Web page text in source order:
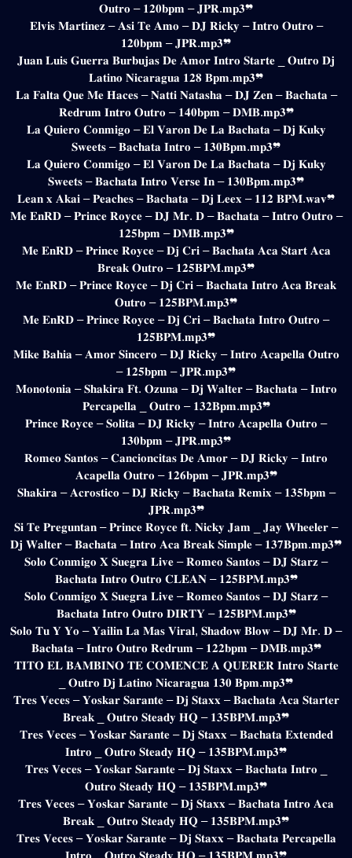
𝐎𝐮𝐭𝐫𝐨 – 𝟏𝟐𝟎𝐛𝐩𝐦 – 𝐉𝐏𝐑.𝐦𝐩𝟑❞
𝐄𝐥𝐯𝐢𝐬 𝐌𝐚𝐫𝐭𝐢𝐧𝐞𝐳 – 𝐀𝐬𝐢 𝐓𝐞 𝐀𝐦𝐨 – 𝐃𝐉 𝐑𝐢𝐜𝐤𝐲 – 𝐈𝐧𝐭𝐫𝐨 𝐎𝐮𝐭𝐫𝐨 –
𝟏𝟐𝟎𝐛𝐩𝐦 – 𝐉𝐏𝐑.𝐦𝐩𝟑❞
𝐉𝐮𝐚𝐧 𝐋𝐮𝐢𝐬 𝐆𝐮𝐞𝐫𝐫𝐚 𝐁𝐮𝐫𝐛𝐮𝐣𝐚𝐬 𝐃𝐞 𝐀𝐦𝐨𝐫 𝐈𝐧𝐭𝐫𝐨 𝐒𝐭𝐚𝐫𝐭𝐞 _ 𝐎𝐮𝐭𝐫𝐨 𝐃𝐣
𝐋𝐚𝐭𝐢𝐧𝐨 𝐍𝐢𝐜𝐚𝐫𝐚𝐠𝐮𝐚 𝟏𝟐𝟖 𝐁𝐩𝐦.𝐦𝐩𝟑❞
𝐋𝐚 𝐅𝐚𝐥𝐭𝐚 𝐐𝐮𝐞 𝐌𝐞 𝐇𝐚𝐜𝐞𝐬 – 𝐍𝐚𝐭𝐭𝐢 𝐍𝐚𝐭𝐚𝐬𝐡𝐚 – 𝐃𝐉 𝐙𝐞𝐧 – 𝐁𝐚𝐜𝐡𝐚𝐭𝐚 –
𝐑𝐞𝐝𝐫𝐮𝐦 𝐈𝐧𝐭𝐫𝐨 𝐎𝐮𝐭𝐫𝐨 – 𝟏𝟒𝟎𝐛𝐩𝐦 – 𝐃𝐌𝐁.𝐦𝐩𝟑❞
𝐋𝐚 𝐐𝐮𝐢𝐞𝐫𝐨 𝐂𝐨𝐧𝐦𝐢𝐠𝐨 – 𝐄𝐥 𝐕𝐚𝐫𝐨𝐧 𝐃𝐞 𝐋𝐚 𝐁𝐚𝐜𝐡𝐚𝐭𝐚 – 𝐃𝐣 𝐊𝐮𝐤𝐲
𝐒𝐰𝐞𝐞𝐭𝐬 – 𝐁𝐚𝐜𝐡𝐚𝐭𝐚 𝐈𝐧𝐭𝐫𝐨 – 𝟏𝟑𝟎𝐁𝐩𝐦.𝐦𝐩𝟑❞
𝐋𝐚 𝐐𝐮𝐢𝐞𝐫𝐨 𝐂𝐨𝐧𝐦𝐢𝐠𝐨 – 𝐄𝐥 𝐕𝐚𝐫𝐨𝐧 𝐃𝐞 𝐋𝐚 𝐁𝐚𝐜𝐡𝐚𝐭𝐚 – 𝐃𝐣 𝐊𝐮𝐤𝐲
𝐒𝐰𝐞𝐞𝐭𝐬 – 𝐁𝐚𝐜𝐡𝐚𝐭𝐚 𝐈𝐧𝐭𝐫𝐨 𝐕𝐞𝐫𝐬𝐞 𝐈𝐧 – 𝟏𝟑𝟎𝐁𝐩𝐦.𝐦𝐩𝟑❞
𝐋𝐞𝐚𝐧 𝐱 𝐀𝐤𝐚𝐢 – 𝐏𝐞𝐚𝐜𝐡𝐞𝐬 – 𝐁𝐚𝐜𝐡𝐚𝐭𝐚 – 𝐃𝐣 𝐋𝐞𝐞𝐱 – 𝟏𝟏𝟐 𝐁𝐏𝐌.𝐰𝐚𝐯❞
𝐌𝐞 𝐄𝐧𝐑𝐃 – 𝐏𝐫𝐢𝐧𝐜𝐞 𝐑𝐨𝐲𝐜𝐞 – 𝐃𝐉 𝐌𝐫. 𝐃 – 𝐁𝐚𝐜𝐡𝐚𝐭𝐚 – 𝐈𝐧𝐭𝐫𝐨 𝐎𝐮𝐭𝐫𝐨 –
𝟏𝟐𝟓𝐛𝐩𝐦 – 𝐃𝐌𝐁.𝐦𝐩𝟑❞
𝐌𝐞 𝐄𝐧𝐑𝐃 – 𝐏𝐫𝐢𝐧𝐜𝐞 𝐑𝐨𝐲𝐜𝐞 – 𝐃𝐣 𝐂𝐫𝐢 – 𝐁𝐚𝐜𝐡𝐚𝐭𝐚 𝐀𝐜𝐚 𝐒𝐭𝐚𝐫𝐭 𝐀𝐜𝐚
𝐁𝐫𝐞𝐚𝐤 𝐎𝐮𝐭𝐫𝐨 – 𝟏𝟐𝟓𝐁𝐏𝐌.𝐦𝐩𝟑❞
𝐌𝐞 𝐄𝐧𝐑𝐃 – 𝐏𝐫𝐢𝐧𝐜𝐞 𝐑𝐨𝐲𝐜𝐞 – 𝐃𝐣 𝐂𝐫𝐢 – 𝐁𝐚𝐜𝐡𝐚𝐭𝐚 𝐈𝐧𝐭𝐫𝐨 𝐀𝐜𝐚 𝐁𝐫𝐞𝐚𝐤
𝐎𝐮𝐭𝐫𝐨 – 𝟏𝟐𝟓𝐁𝐏𝐌.𝐦𝐩𝟑❞
𝐌𝐞 𝐄𝐧𝐑𝐃 – 𝐏𝐫𝐢𝐧𝐜𝐞 𝐑𝐨𝐲𝐜𝐞 – 𝐃𝐣 𝐂𝐫𝐢 – 𝐁𝐚𝐜𝐡𝐚𝐭𝐚 𝐈𝐧𝐭𝐫𝐨 𝐎𝐮𝐭𝐫𝐨 –
𝟏𝟐𝟓𝐁𝐏𝐌.𝐦𝐩𝟑❞
𝐌𝐢𝐤𝐞 𝐁𝐚𝐡𝐢𝐚 – 𝐀𝐦𝐨𝐫 𝐒𝐢𝐧𝐜𝐞𝐫𝐨 – 𝐃𝐉 𝐑𝐢𝐜𝐤𝐲 – 𝐈𝐧𝐭𝐫𝐨 𝐀𝐜𝐚𝐩𝐞𝐥𝐥𝐚 𝐎𝐮𝐭𝐫𝐨
– 𝟏𝟐𝟓𝐛𝐩𝐦 – 𝐉𝐏𝐑.𝐦𝐩𝟑❞
𝐌𝐨𝐧𝐨𝐭𝐨𝐧𝐢𝐚 – 𝐒𝐡𝐚𝐤𝐢𝐫𝐚 𝐅𝐭. 𝐎𝐳𝐮𝐧𝐚 – 𝐃𝐣 𝐖𝐚𝐥𝐭𝐞𝐫 – 𝐁𝐚𝐜𝐡𝐚𝐭𝐚 – 𝐈𝐧𝐭𝐫𝐨
𝐏𝐞𝐫𝐜𝐚𝐩𝐞𝐥𝐥𝐚 _ 𝐎𝐮𝐭𝐫𝐨 – 𝟏𝟑𝟐𝐁𝐩𝐦.𝐦𝐩𝟑❞
𝐏𝐫𝐢𝐧𝐜𝐞 𝐑𝐨𝐲𝐜𝐞 – 𝐒𝐨𝐥𝐢𝐭𝐚 – 𝐃𝐉 𝐑𝐢𝐜𝐤𝐲 – 𝐈𝐧𝐭𝐫𝐨 𝐀𝐜𝐚𝐩𝐞𝐥𝐥𝐚 𝐎𝐮𝐭𝐫𝐨 –
𝟏𝟑𝟎𝐛𝐩𝐦 – 𝐉𝐏𝐑.𝐦𝐩𝟑❞
𝐑𝐨𝐦𝐞𝐨 𝐒𝐚𝐧𝐭𝐨𝐬 – 𝐂𝐚𝐧𝐜𝐢𝐨𝐧𝐜𝐢𝐭𝐚𝐬 𝐃𝐞 𝐀𝐦𝐨𝐫 – 𝐃𝐉 𝐑𝐢𝐜𝐤𝐲 – 𝐈𝐧𝐭𝐫𝐨
𝐀𝐜𝐚𝐩𝐞𝐥𝐥𝐚 𝐎𝐮𝐭𝐫𝐨 – 𝟏𝟐𝟔𝐛𝐩𝐦 – 𝐉𝐏𝐑.𝐦𝐩𝟑❞
𝐒𝐡𝐚𝐤𝐢𝐫𝐚 – 𝐀𝐜𝐫𝐨𝐬𝐭𝐢𝐜𝐨 – 𝐃𝐉 𝐑𝐢𝐜𝐤𝐲 – 𝐁𝐚𝐜𝐡𝐚𝐭𝐚 𝐑𝐞𝐦𝐢𝐱 – 𝟏𝟑𝟓𝐛𝐩𝐦 –
𝐉𝐏𝐑.𝐦𝐩𝟑❞
𝐒𝐢 𝐓𝐞 𝐏𝐫𝐞𝐠𝐮𝐧𝐭𝐚𝐧 – 𝐏𝐫𝐢𝐧𝐜𝐞 𝐑𝐨𝐲𝐜𝐞 𝐟𝐭. 𝐍𝐢𝐜𝐤𝐲 𝐉𝐚𝐦 _ 𝐉𝐚𝐲 𝐖𝐡𝐞𝐞𝐥𝐞𝐫 –
𝐃𝐣 𝐖𝐚𝐥𝐭𝐞𝐫 – 𝐁𝐚𝐜𝐡𝐚𝐭𝐚 – 𝐈𝐧𝐭𝐫𝐨 𝐀𝐜𝐚 𝐁𝐫𝐞𝐚𝐤 𝐒𝐢𝐦𝐩𝐥𝐞 – 𝟏𝟑𝟕𝐁𝐩𝐦.𝐦𝐩𝟑❞
𝐒𝐨𝐥𝐨 𝐂𝐨𝐧𝐦𝐢𝐠𝐨 𝐗 𝐒𝐮𝐞𝐠𝐫𝐚 𝐋𝐢𝐯𝐞 – 𝐑𝐨𝐦𝐞𝐨 𝐒𝐚𝐧𝐭𝐨𝐬 – 𝐃𝐉 𝐒𝐭𝐚𝐫𝐳 –
𝐁𝐚𝐜𝐡𝐚𝐭𝐚 𝐈𝐧𝐭𝐫𝐨 𝐎𝐮𝐭𝐫𝐨 𝐂𝐋𝐄𝐀𝐍 – 𝟏𝟐𝟓𝐁𝐏𝐌.𝐦𝐩𝟑❞
𝐒𝐨𝐥𝐨 𝐂𝐨𝐧𝐦𝐢𝐠𝐨 𝐗 𝐒𝐮𝐞𝐠𝐫𝐚 𝐋𝐢𝐯𝐞 – 𝐑𝐨𝐦𝐞𝐨 𝐒𝐚𝐧𝐭𝐨𝐬 – 𝐃𝐉 𝐒𝐭𝐚𝐫𝐳 –
𝐁𝐚𝐜𝐡𝐚𝐭𝐚 𝐈𝐧𝐭𝐫𝐨 𝐎𝐮𝐭𝐫𝐨 𝐃𝐈𝐑𝐓𝐘 – 𝟏𝟐𝟓𝐁𝐏𝐌.𝐦𝐩𝟑❞
𝐒𝐨𝐥𝐨 𝐓𝐮 𝐘 𝐘𝐨 – 𝐘𝐚𝐢𝐥𝐢𝐧 𝐋𝐚 𝐌𝐚𝐬 𝐕𝐢𝐫𝐚𝐥, 𝐒𝐡𝐚𝐝𝐨𝐰 𝐁𝐥𝐨𝐰 – 𝐃𝐉 𝐌𝐫. 𝐃 –
𝐁𝐚𝐜𝐡𝐚𝐭𝐚 – 𝐈𝐧𝐭𝐫𝐨 𝐎𝐮𝐭𝐫𝐨 𝐑𝐞𝐝𝐫𝐮𝐦 – 𝟏𝟐𝟐𝐛𝐩𝐦 – 𝐃𝐌𝐁.𝐦𝐩𝟑❞
𝐓𝐈𝐓𝐎 𝐄𝐋 𝐁𝐀𝐌𝐁𝐈𝐍𝐎 𝐓𝐄 𝐂𝐎𝐌𝐄𝐍𝐂𝐄 𝐀 𝐐𝐔𝐄𝐑𝐄𝐑 𝐈𝐧𝐭𝐫𝐨 𝐒𝐭𝐚𝐫𝐭𝐞
_ 𝐎𝐮𝐭𝐫𝐨 𝐃𝐣 𝐋𝐚𝐭𝐢𝐧𝐨 𝐍𝐢𝐜𝐚𝐫𝐚𝐠𝐮𝐚 𝟏𝟑𝟎 𝐁𝐩𝐦.𝐦𝐩𝟑❞
𝐓𝐫𝐞𝐬 𝐕𝐞𝐜𝐞𝐬 – 𝐘𝐨𝐬𝐤𝐚𝐫 𝐒𝐚𝐫𝐚𝐧𝐭𝐞 – 𝐃𝐣 𝐒𝐭𝐚𝐱𝐱 – 𝐁𝐚𝐜𝐡𝐚𝐭𝐚 𝐀𝐜𝐚 𝐒𝐭𝐚𝐫𝐭𝐞𝐫
𝐁𝐫𝐞𝐚𝐤 _ 𝐎𝐮𝐭𝐫𝐨 𝐒𝐭𝐞𝐚𝐝𝐲 𝐇𝐐 – 𝟏𝟑𝟓𝐁𝐏𝐌.𝐦𝐩𝟑❞
𝐓𝐫𝐞𝐬 𝐕𝐞𝐜𝐞𝐬 – 𝐘𝐨𝐬𝐤𝐚𝐫 𝐒𝐚𝐫𝐚𝐧𝐭𝐞 – 𝐃𝐣 𝐒𝐭𝐚𝐱𝐱 – 𝐁𝐚𝐜𝐡𝐚𝐭𝐚 𝐄𝐱𝐭𝐞𝐧𝐝𝐞𝐝
𝐈𝐧𝐭𝐫𝐨 _ 𝐎𝐮𝐭𝐫𝐨 𝐒𝐭𝐞𝐚𝐝𝐲 𝐇𝐐 – 𝟏𝟑𝟓𝐁𝐏𝐌.𝐦𝐩𝟑❞
𝐓𝐫𝐞𝐬 𝐕𝐞𝐜𝐞𝐬 – 𝐘𝐨𝐬𝐤𝐚𝐫 𝐒𝐚𝐫𝐚𝐧𝐭𝐞 – 𝐃𝐣 𝐒𝐭𝐚𝐱𝐱 – 𝐁𝐚𝐜𝐡𝐚𝐭𝐚 𝐈𝐧𝐭𝐫𝐨 _
𝐎𝐮𝐭𝐫𝐨 𝐒𝐭𝐞𝐚𝐝𝐲 𝐇𝐐 – 𝟏𝟑𝟓𝐁𝐏𝐌.𝐦𝐩𝟑❞
𝐓𝐫𝐞𝐬 𝐕𝐞𝐜𝐞𝐬 – 𝐘𝐨𝐬𝐤𝐚𝐫 𝐒𝐚𝐫𝐚𝐧𝐭𝐞 – 𝐃𝐣 𝐒𝐭𝐚𝐱𝐱 – 𝐁𝐚𝐜𝐡𝐚𝐭𝐚 𝐈𝐧𝐭𝐫𝐨 𝐀𝐜𝐚
𝐁𝐫𝐞𝐚𝐤 _ 𝐎𝐮𝐭𝐫𝐨 𝐒𝐭𝐞𝐚𝐝𝐲 𝐇𝐐 – 𝟏𝟑𝟓𝐁𝐏𝐌.𝐦𝐩𝟑❞
𝐓𝐫𝐞𝐬 𝐕𝐞𝐜𝐞𝐬 – 𝐘𝐨𝐬𝐤𝐚𝐫 𝐒𝐚𝐫𝐚𝐧𝐭𝐞 – 𝐃𝐣 𝐒𝐭𝐚𝐱𝐱 – 𝐁𝐚𝐜𝐡𝐚𝐭𝐚 𝐏𝐞𝐫𝐜𝐚𝐩𝐞𝐥𝐥𝐚
𝐈𝐧𝐭𝐫𝐨 _ 𝐎𝐮𝐭𝐫𝐨 𝐒𝐭𝐞𝐚𝐝𝐲 𝐇𝐐 – 𝟏𝟑𝟓𝐁𝐏𝐌.𝐦𝐩𝟑❞